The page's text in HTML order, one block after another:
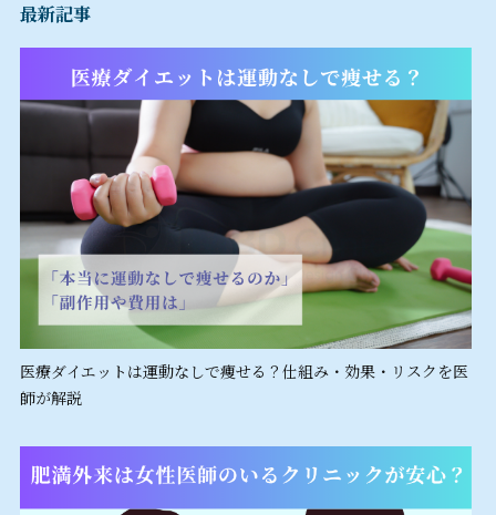
最新記事
医療ダイエットは運動なしで痩せる？仕組み・効果・リスクを医
師が解説